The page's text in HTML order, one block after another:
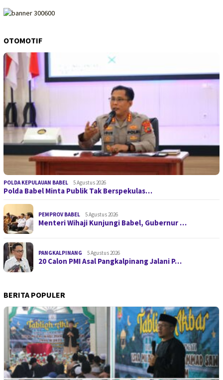
OTOMOTIF
POLDA KEPULAUAN BABEL 5 Agustus 2026
Polda Babel Minta Publik Tak Berspekulas…
PEMPROV BABEL 5 Agustus 2026
Menteri Wihaji Kunjungi Babel, Gubernur …
PANGKALPINANG 5 Agustus 2026
20 Calon PMI Asal Pangkalpinang Jalani P…
BERITA POPULER